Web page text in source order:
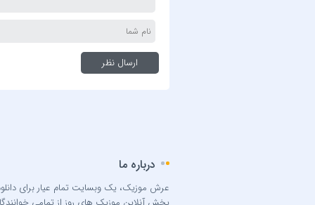
درباره ما
عرش موزیک، یک وبسایت تمام عیار برای